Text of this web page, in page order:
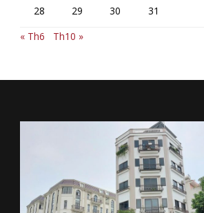
28 29 30
31
« Th6
Th10 »